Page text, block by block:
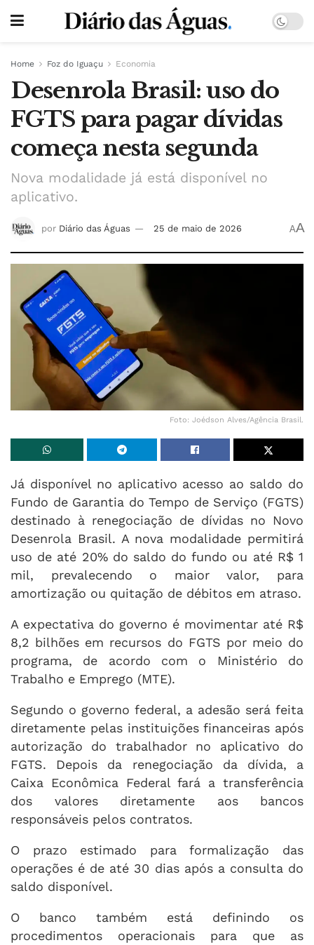
Home Foz do Iguaçu Economia
Desenrola Brasil: uso do
FGTS para pagar dívidas
começa nesta segunda
Nova modalidade já está disponível no
aplicativo.
por Diário das Águas 25 de maio de 2026 AA
Foto: Joédson Alves/Agência Brasil.
Já disponível no aplicativo acesso ao saldo do
Fundo de Garantia do Tempo de Serviço (FGTS)
destinado à renegociação de dívidas no Novo
Desenrola Brasil. A nova modalidade permitirá
uso de até 20% do saldo do fundo ou até R$ 1
mil, prevalecendo o maior valor, para
amortização ou quitação de débitos em atraso.
A expectativa do governo é movimentar até R$
8,2 bilhões em recursos do FGTS por meio do
programa, de acordo com o Ministério do
Trabalho e Emprego (MTE).
Segundo o governo federal, a adesão será feita
diretamente pelas instituições financeiras após
autorização do trabalhador no aplicativo do
FGTS. Depois da renegociação da dívida, a
Caixa Econômica Federal fará a transferência
dos valores diretamente aos bancos
responsáveis pelos contratos.
O prazo estimado para formalização das
operações é de até 30 dias após a consulta do
saldo disponível.
O banco também está definindo os
procedimentos operacionais para que as